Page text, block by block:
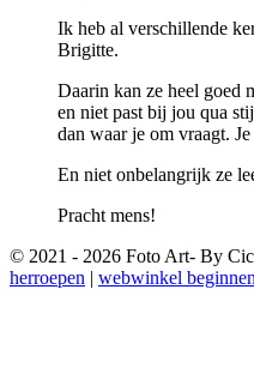
Ik heb al verschillende
Brigitte.
Daarin kan ze heel goed
en niet past bij jou qua
dan waar je om vraagt.
En niet onbelangrijk ze
Pracht mens!
© 2021 - 2026 Foto Art- By
herroepen | webwinkel beginnen